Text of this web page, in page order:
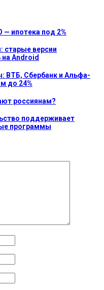
— ипотека под 2%
старые версии
на Android
ВТБ, Сбербанк и Альфа-
до 24%
россиянам?
поддерживает
программы